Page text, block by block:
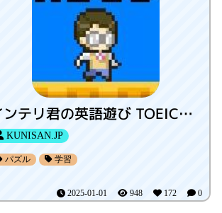
インテリ君の英語遊び TOEIC®英単語・英熟語
KUNISAN.JP
パズル 学習
2025-01-01 948 172 0